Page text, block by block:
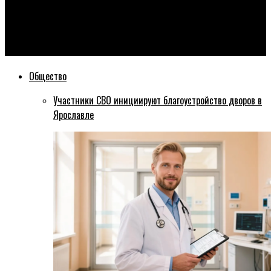
Общество
Участники СВО инициируют благоустройство дворов в
Ярославле